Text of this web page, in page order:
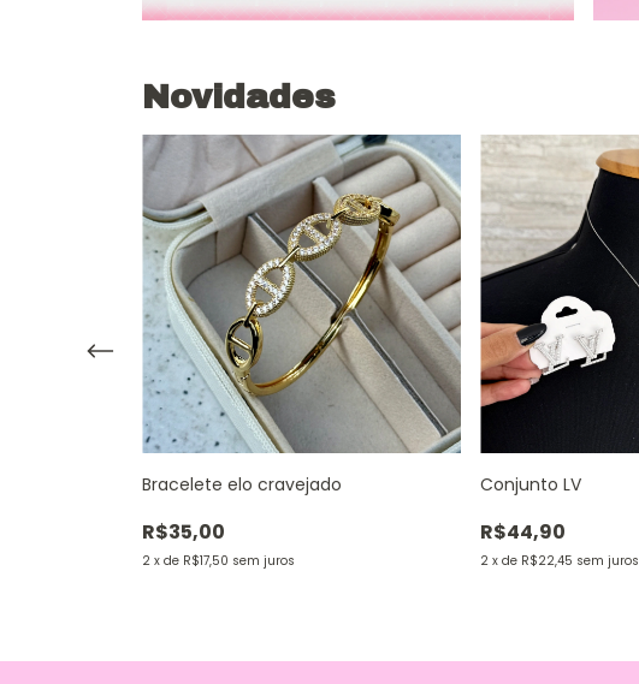
Novidades
Bracelete elo cravejado
R$35,00
2 x de R$17,50 sem juros
Conjunto LV
R$44,90
2 x de R$22,45 sem juros